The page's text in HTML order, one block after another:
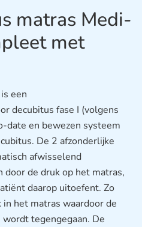
matras Medi-
met
een
decubitus fase I (volgens
date en bewezen systeem
De 2 afzonderlijke
afwisselend
de druk op het matras,
daarop uitoefent. Zo
het matras waardoor de
tegengegaan. De